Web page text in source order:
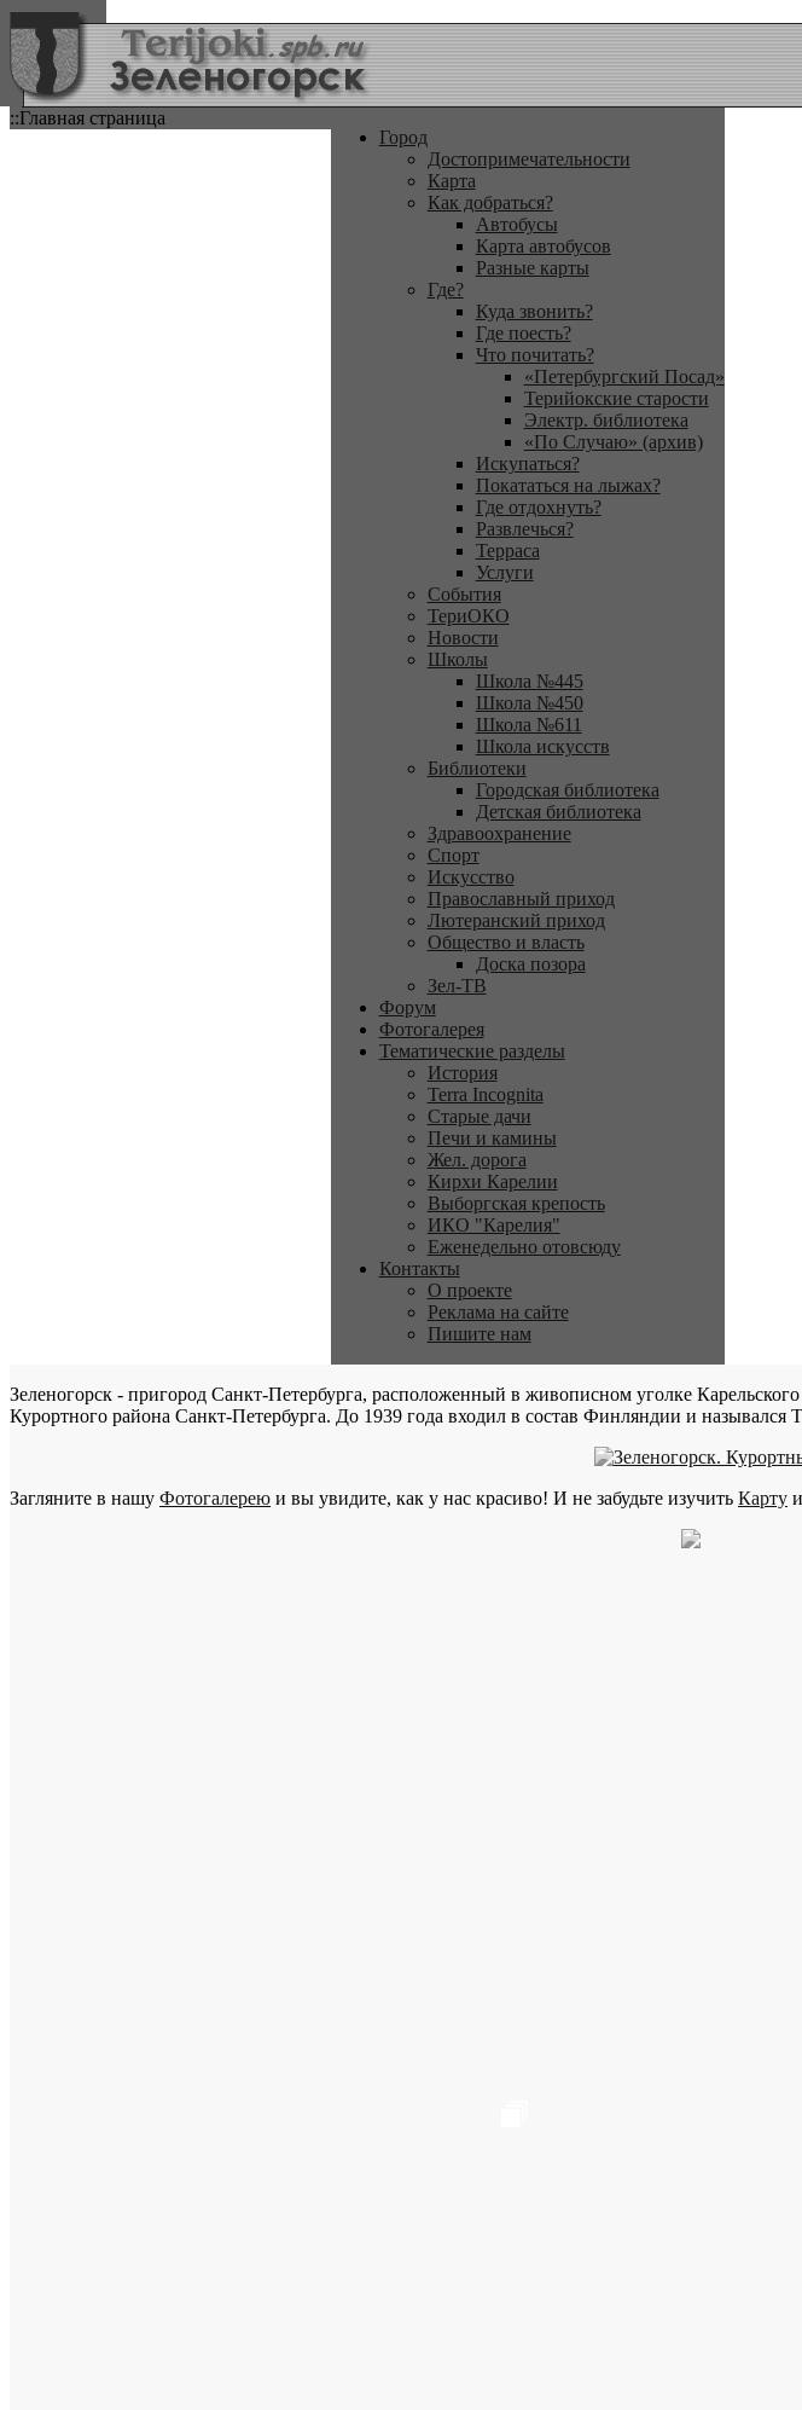
::Главная страница
Город
Достопримечательности
Карта
Как добраться?
Автобусы
Карта автобусов
Разные карты
Где?
Куда звонить?
Где поесть?
Что почитать?
«Петербургский Посад»
Терийокские старости
Электр. библиотека
«По Случаю» (архив)
Искупаться?
Покататься на лыжах?
Где отдохнуть?
Развлечься?
Терраса
Услуги
События
ТериОКО
Новости
Школы
Школа №445
Школа №450
Школа №611
Школа искусств
Библиотеки
Городская библиотека
Детская библиотека
Здравоохранение
Спорт
Искусство
Православный приход
Лютеранский приход
Общество и власть
Доска позора
Зел-ТВ
Форум
Фотогалерея
Тематические разделы
История
Terra Incognita
Старые дачи
Печи и камины
Жел. дорога
Кирхи Карелии
Выборгская крепость
ИКО "Карелия"
Еженедельно отовсюду
Контакты
О проекте
Реклама на сайте
Пишите нам
Зеленогорск - пригород Санкт-Петербурга, расположенный в живописном уголке
Курортного района Санкт-Петербурга. До 1939 года входил в состав Финляндии и
Загляните в нашу Фотогалерею и вы увидите, как у нас красиво! И не забудьте изучить Карту